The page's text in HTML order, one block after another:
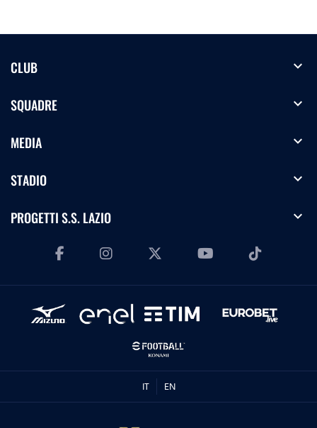
CLUB expand_more
SQUADRE expand_more
MEDIA expand_more
STADIO expand_more
PROGETTI S.S. LAZIO expand_more
IT EN